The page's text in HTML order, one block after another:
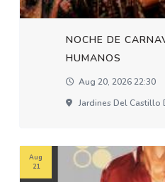
NOCHE DE
HUMANOS
Aug 20, 2026 22:30
Jardines Del Castillo
Aug
21